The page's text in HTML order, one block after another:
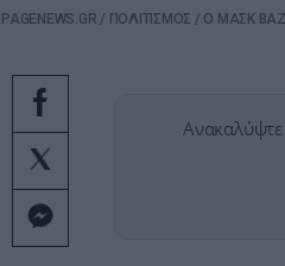
PAGENEWS.GR / ΠΟΛΙΤΙΣΜΟΣ / Ο ΜΑΣΚ